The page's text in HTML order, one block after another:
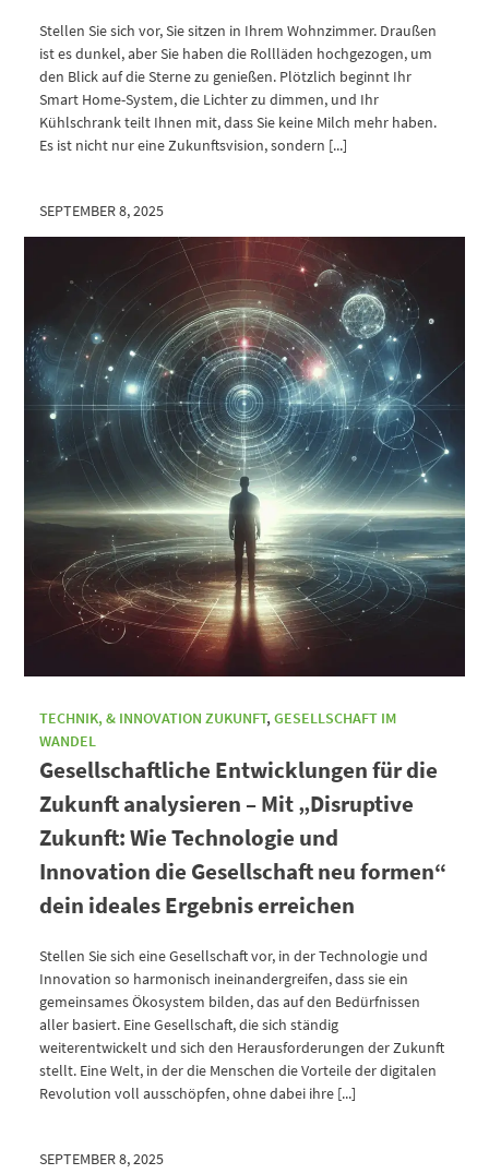
Stellen Sie sich vor, Sie sitzen in Ihrem Wohnzimmer. Draußen
ist es dunkel, aber Sie haben die Rollläden hochgezogen, um
den Blick auf die Sterne zu genießen. Plötzlich beginnt Ihr
Smart Home-System, die Lichter zu dimmen, und Ihr
Kühlschrank teilt Ihnen mit, dass Sie keine Milch mehr haben.
Es ist nicht nur eine Zukunftsvision, sondern [...]
SEPTEMBER 8, 2025
TECHNIK, & INNOVATION ZUKUNFT,GESELLSCHAFT IM
WANDEL
Gesellschaftliche Entwicklungen für die
Zukunft analysieren – Mit „Disruptive
Zukunft: Wie Technologie und
Innovation die Gesellschaft neu formen“
dein ideales Ergebnis erreichen
Stellen Sie sich eine Gesellschaft vor, in der Technologie und
Innovation so harmonisch ineinandergreifen, dass sie ein
gemeinsames Ökosystem bilden, das auf den Bedürfnissen
aller basiert. Eine Gesellschaft, die sich ständig
weiterentwickelt und sich den Herausforderungen der Zukunft
stellt. Eine Welt, in der die Menschen die Vorteile der digitalen
Revolution voll ausschöpfen, ohne dabei ihre [...]
SEPTEMBER 8, 2025